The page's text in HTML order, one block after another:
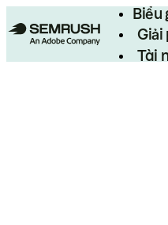
Biểu
Giải
Tài